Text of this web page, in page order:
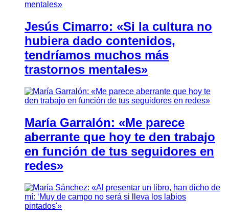
Jesús Cimarro: «Si la cultura no
hubiera dado contenidos,
tendríamos muchos más
trastornos mentales»
María Garralón: «Me parece
aberrante que hoy te den trabajo
en función de tus seguidores en
redes»